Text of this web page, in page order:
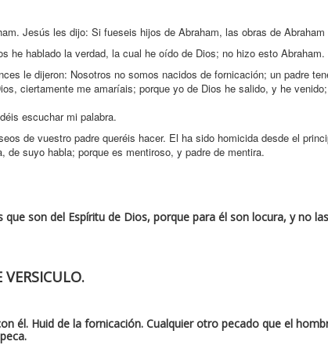
Jesús les dijo: Si fueseis hijos de Abraham, las obras de
he hablado la verdad, la cual he oído de Dios; no hizo esto Abraham.
le dijeron: Nosotros no somos nacidos de fornicación; un padre
ciertamente me amaríais; porque yo de Dios he salido, y he
escuchar mi palabra.
de vuestro padre queréis hacer. El ha sido homicida desde el
de suyo habla; porque es mentiroso, y padre de mentira.
son del Espíritu de Dios, porque para él son locura, y no
él. Huid de la fornicación. Cualquier otro pecado que el